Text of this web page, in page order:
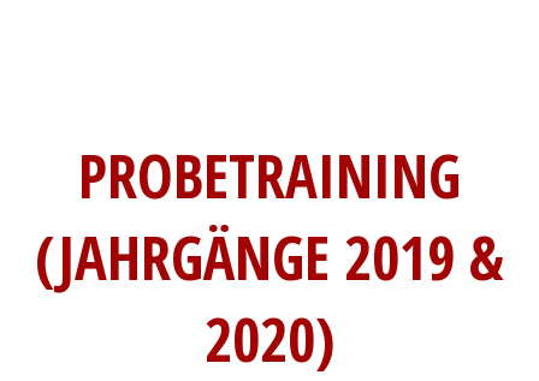
PROBETRAINING
(JAHRGÄNGE 2019 &
2020)